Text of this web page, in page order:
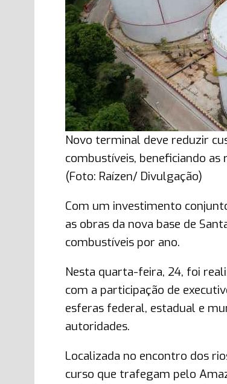
Novo terminal deve reduzir
combustíveis, beneficiando
(Foto: Raízen/ Divulgação)
Com um investimento
as obras da nova base de
combustíveis por ano.
Nesta quarta-feira, 24, foi
com a participação de
esferas federal, estadual e
autoridades.
Localizada no encontro dos
curso que trafegam pelo